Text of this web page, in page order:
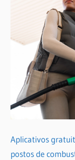
Aplicativos
postos de